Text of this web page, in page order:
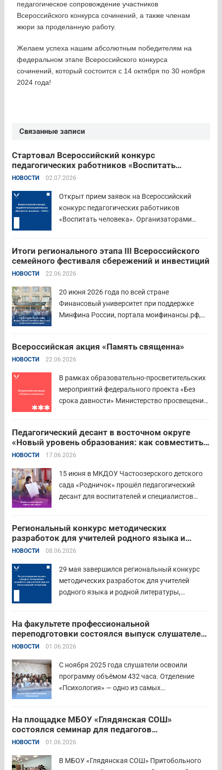
педагогическое сопровождение участников
Всероссийского конкурса сочинений, а также членам
жюри за проделанную работу.
Желаем успеха нашим абсолютным победителям на
федеральном этапе Всероссийского конкурса
сочинений, который состоится с 14 октября по 30 ноября
2024 года!
Связанные записи
Стартовал Всероссийский конкурс
педагогических работников «Воспитать
человека – 2026»
НОВОСТИ 02.07.2026
Открыт прием заявок на Всероссийский
конкурс педагогических работников
«Воспитать человека». Организаторами
Институт изучения детства, семьи и
воспитания и Российский детско-юношеский
центр. Прием заявок пройдет до 26 июля
включительно. Участниками конкурса могут
стать педагоги детских...
Итоги регионального этапа III Всероссийского
семейного фестиваля сбережений и инвестиций
НОВОСТИ 22.06.2026
20 июня 2026 года по всей стране
Финансовый университет при поддержке
Минфина России, портала моифинансы.рф,
семейного фестиваля сбережений и
инвестиций. В Курганской области
филиал Финуниверситета. 16 семей-
победителей... Читать дальше
Всероссийская акция «Память священна»
НОВОСТИ 22.06.2026
В рамках образовательно-просветительских
мероприятий федерального проекта «Без
срока давности» Министерство просвещения
проводят всероссийскую акцию «Память
священна». 22 июня 2026 года Россия
отмечает 85-ю годовщину начала Великой
Педагогический десант в восточном округе
«Новый уровень образования: как совместить
качество и эффективность»
НОВОСТИ 17.06.2026
15 июня в МКДОУ Частоозерского детского
сада «Родничок» прошёл педагогический
десант для воспитателей и специалистов
педагогов восточного округа для повышения
профессиональных компетенций и
знакомства с актуальными подходами к
Региональный конкурс методических
разработок для учителей родного языка и
родной литературы
НОВОСТИ 08.06.2026
29 мая завершился региональный конкурс
методических разработок для учителей
родного языка и родной литературы,
инновационными подходами в преподавании
родного языка и родной литературы. Цели
конкурса: — выявление и распространение
передового педагогического...
На факультете профессиональной
переподготовки состоялся выпуск слушателей
отделения «Психология»
НОВОСТИ 01.06.2026
С ноября 2025 года слушатели освоили
программу объёмом 432 часа. Отделение
«Психология» — одно из самых
квалифицированных педагогов-психологов в
общеобразовательных организациях. Все
выпускники успешно прошли итоговую
аттестацию в форме экзамена и получили
Читать дальше
На площадке МБОУ «Глядянская СОШ»
состоялся семинар для педагогов
Центрального образовательного округа
НОВОСТИ 01.06.2026
В МБОУ «Глядянская СОШ» Притобольного